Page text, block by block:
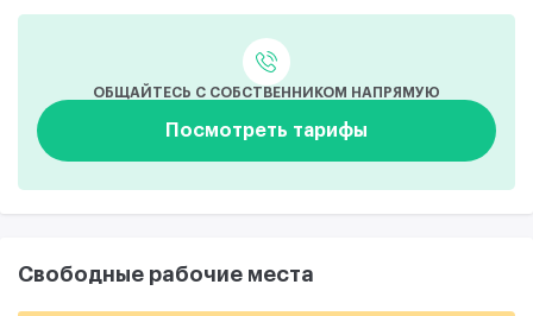
ОБЩАЙТЕСЬ С СОБСТВЕННИКОМ НАПРЯМУЮ
Посмотреть тарифы
Свободные рабочие места